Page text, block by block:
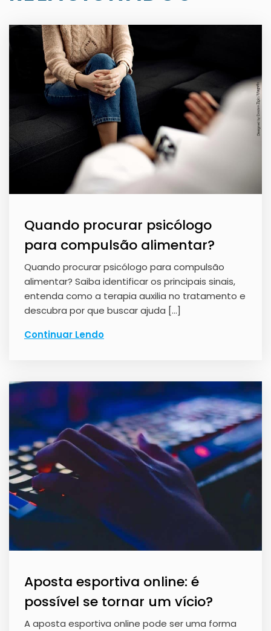
Quando procurar psicólogo
para compulsão alimentar?
Quando procurar psicólogo para compulsão
alimentar? Saiba identificar os principais sinais,
entenda como a terapia auxilia no tratamento e
descubra por que buscar ajuda […]
Continuar Lendo
Aposta esportiva online: é
possível se tornar um vício?
A aposta esportiva online pode ser uma forma